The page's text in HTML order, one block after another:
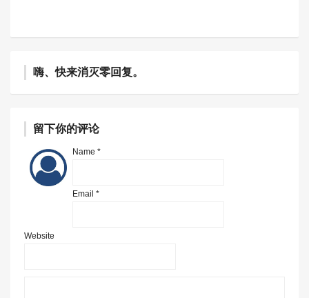
嗨、快来消灭零回复。
留下你的评论
Name *
Email *
Website